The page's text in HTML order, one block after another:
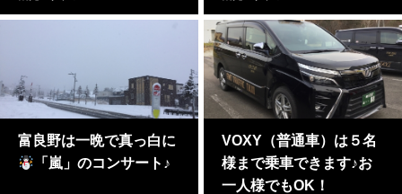
富良野は一晩で真っ白に
「嵐」のコンサート♪
VOXY（普通車）は５名
様まで乗車できます♪お
一人様でもOK！